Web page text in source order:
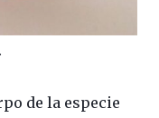
de la especie